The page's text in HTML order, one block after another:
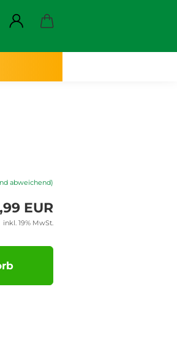
abweichend)
EUR
inkl. 19% MwSt.